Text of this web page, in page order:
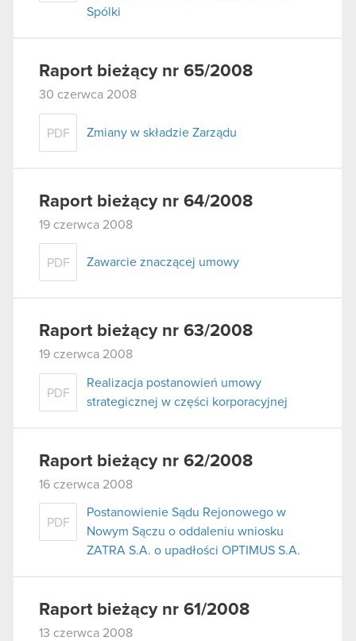
Spólki
Raport bieżący nr 65/2008
30 czerwca 2008
PDF Zmiany w składzie Zarządu
Raport bieżący nr 64/2008
19 czerwca 2008
PDF Zawarcie znaczącej umowy
Raport bieżący nr 63/2008
19 czerwca 2008
PDF
Realizacja postanowień umowy
strategicznej w części korporacyjnej
Raport bieżący nr 62/2008
16 czerwca 2008
PDF
Postanowienie Sądu Rejonowego w
Nowym Sączu o oddaleniu wniosku
ZATRA S.A. o upadłości OPTIMUS S.A.
Raport bieżący nr 61/2008
13 czerwca 2008